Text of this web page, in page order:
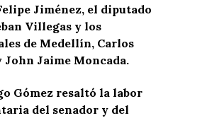
Jiménez, el diputado
Villegas y los
de Medellín, Carlos
John Jaime Moncada.
Gómez resaltó la labor
del senador y del